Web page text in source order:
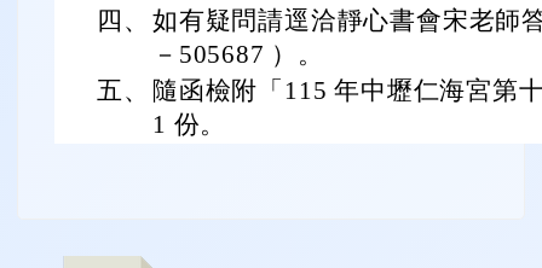
四、 如有疑問請逕洽靜心書會宋老師
－505687 ）。
五、
隨函檢附「115 年中壢仁海宮第
1 份。